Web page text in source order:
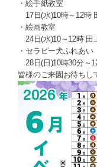
・絵手紙教室
17日(水)10時～12時
・絵画教室
24日(水)10～12時 田
・セラピー犬ふれあい
28日(日)10時30分～
皆様のご来園お待ちし